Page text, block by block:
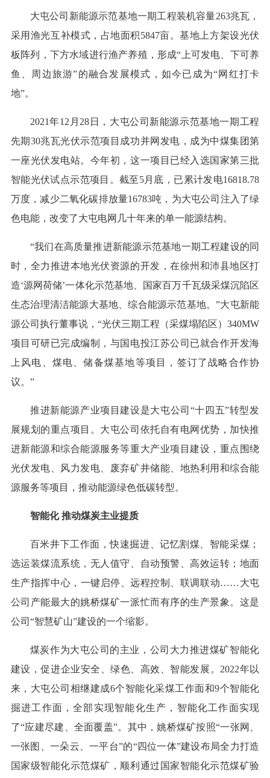
大屯公司新能源示范基地一期工程装机容量263兆瓦，
采用渔光互补模式，占地面积5847亩。基地上方架设光伏
板阵列，下方水域进行渔产养殖，形成“上可发电、下可养
鱼、周边旅游”的融合发展模式，如今已成为“网红打卡
地”。
2021年12月28日，大屯公司新能源示范基地一期工程
先期30兆瓦光伏示范项目成功并网发电，成为中煤集团第
一座光伏发电站。今年初，这一项目已经入选国家第三批
智能光伏试点示范项目。截至5月底，已累计发电16818.78
万度，减少二氧化碳排放量16783吨，为大屯公司注入了绿
色电能，改变了大屯电网几十年来的单一能源结构。
“我们在高质量推进新能源示范基地一期工程建设的同
时，全力推进本地光伏资源的开发，在徐州和沛县地区打
造‘源网荷储’一体化示范基地、国家百万千瓦级采煤沉陷区
生态治理清洁能源大基地、综合能源示范基地。”大屯新能
源公司执行董事说，“光伏三期工程（采煤塌陷区）340MW
项目可研已完成编制，与国电投江苏公司已就合作开发海
上风电、煤电、储备煤基地等项目，签订了战略合作协
议。”
推进新能源产业项目建设是大屯公司“十四五”转型发
展规划的重点项目。大屯公司依托自有电网优势，加快推
进新能源和综合能源服务等重大产业项目建设，重点围绕
光伏发电、风力发电、废弃矿井储能、地热利用和综合能
源服务等项目，推动能源绿色低碳转型。
智能化 推动煤炭主业提质
百米井下工作面，快速掘进、记忆割煤、智能采煤；
选运装煤流系统，无人值守、自动预警、高效运转；地面
生产指挥中心，一键启停、远程控制、联调联动……大屯
公司产能最大的姚桥煤矿一派忙而有序的生产景象。这是
公司“智慧矿山”建设的一个缩影。
煤炭作为大屯公司的主业，公司大力推进煤矿智能化
建设，促进企业安全、绿色、高效、智能发展。2022年以
来，大屯公司相继建成6个智能化采煤工作面和9个智能化
掘进工作面，全部实现智能化生产，智能化工作面实现
了“应建尽建、全面覆盖”。其中，姚桥煤矿按照“一张网、
一张图、一朵云、一平台”的“四位一体”建设布局全力打造
国家级智能化示范煤矿，顺利通过国家智能化示范煤矿验